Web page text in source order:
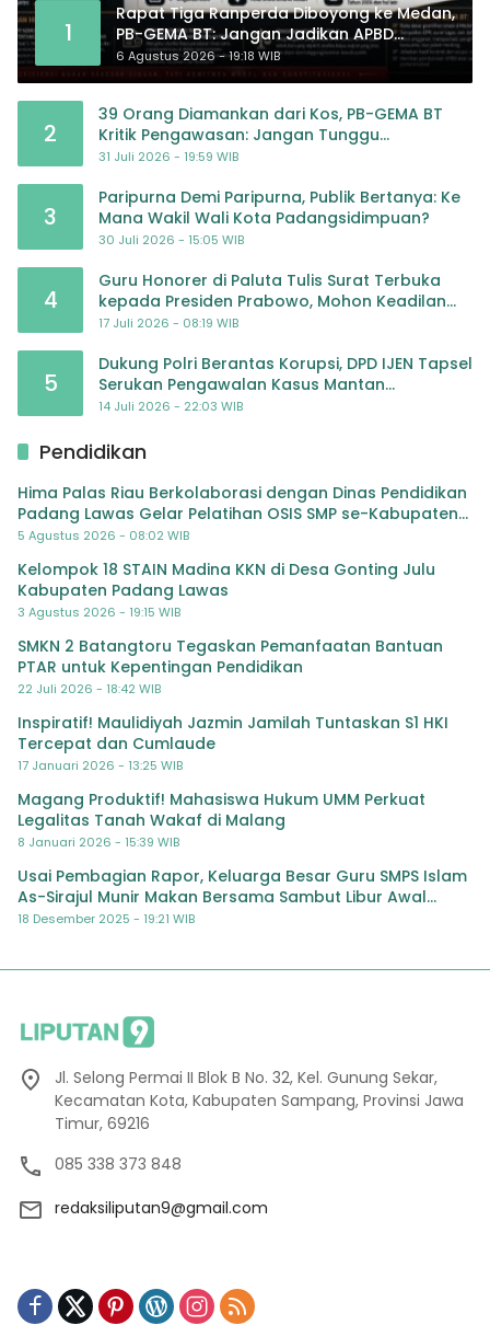
1
Rapat Tiga Ranperda Diboyong ke Medan,
PB-GEMA BT: Jangan Jadikan APBD
Ladang Pembiayaan yang Tak Perlu
6 Agustus 2026 - 19:18 WIB
2
39 Orang Diamankan dari Kos, PB-GEMA BT
Kritik Pengawasan: Jangan Tunggu
Masyarakat Bergerak Baru Negara Bertindak
31 Juli 2026 - 19:59 WIB
3
Paripurna Demi Paripurna, Publik Bertanya: Ke
Mana Wakil Wali Kota Padangsidimpuan?
30 Juli 2026 - 15:05 WIB
4
Guru Honorer di Paluta Tulis Surat Terbuka
kepada Presiden Prabowo, Mohon Keadilan
atas Dugaan Kriminalisasi
17 Juli 2026 - 08:19 WIB
5
Dukung Polri Berantas Korupsi, DPD IJEN Tapsel
Serukan Pengawalan Kasus Mantan
Jampidsus hingga Tuntas
14 Juli 2026 - 22:03 WIB
Pendidikan
Hima Palas Riau Berkolaborasi dengan Dinas Pendidikan
Padang Lawas Gelar Pelatihan OSIS SMP se-Kabupaten
Padang Lawas
5 Agustus 2026 - 08:02 WIB
Kelompok 18 STAIN Madina KKN di Desa Gonting Julu
Kabupaten Padang Lawas
3 Agustus 2026 - 19:15 WIB
SMKN 2 Batangtoru Tegaskan Pemanfaatan Bantuan
PTAR untuk Kepentingan Pendidikan
22 Juli 2026 - 18:42 WIB
Inspiratif! Maulidiyah Jazmin Jamilah Tuntaskan S1 HKI
Tercepat dan Cumlaude
17 Januari 2026 - 13:25 WIB
Magang Produktif! Mahasiswa Hukum UMM Perkuat
Legalitas Tanah Wakaf di Malang
8 Januari 2026 - 15:39 WIB
Usai Pembagian Rapor, Keluarga Besar Guru SMPS Islam
As-Sirajul Munir Makan Bersama Sambut Libur Awal
Semester
18 Desember 2025 - 19:21 WIB
Jl. Selong Permai II Blok B No. 32, Kel. Gunung Sekar,
Kecamatan Kota, Kabupaten Sampang, Provinsi Jawa
Timur, 69216
085 338 373 848
redaksiliputan9@gmail.com